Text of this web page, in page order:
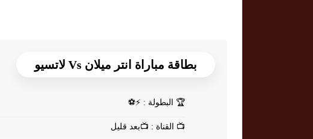
بطاقة مباراة انتر ميلان Vs لاتسيو
🏆 البطولة : ⚡⚽
📺 القناة : 📺بعد قليل